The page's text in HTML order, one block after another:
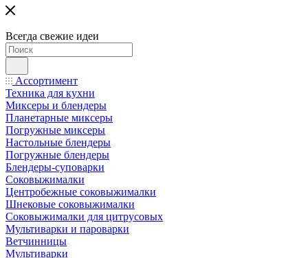
Всегда свежие идеи
Ассортимент
Техника для кухни
Миксеры и блендеры
Планетарные миксеры
Погружные миксеры
Настольные блендеры
Погружные блендеры
Блендеры-суповарки
Соковыжималки
Центробежные соковыжималки
Шнековые соковыжималки
Соковыжималки для цитрусовых
Мультиварки и пароварки
Ветчинницы
Мультиварки